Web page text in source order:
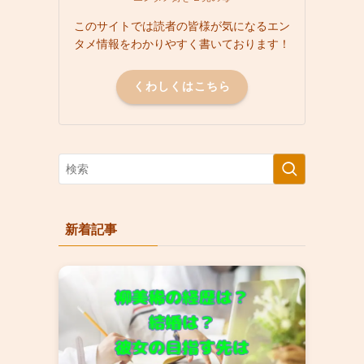
このサイトでは読者の皆様が気になるエン
タメ情報をわかりやすく書いております！
くわしくはこちら
新着記事